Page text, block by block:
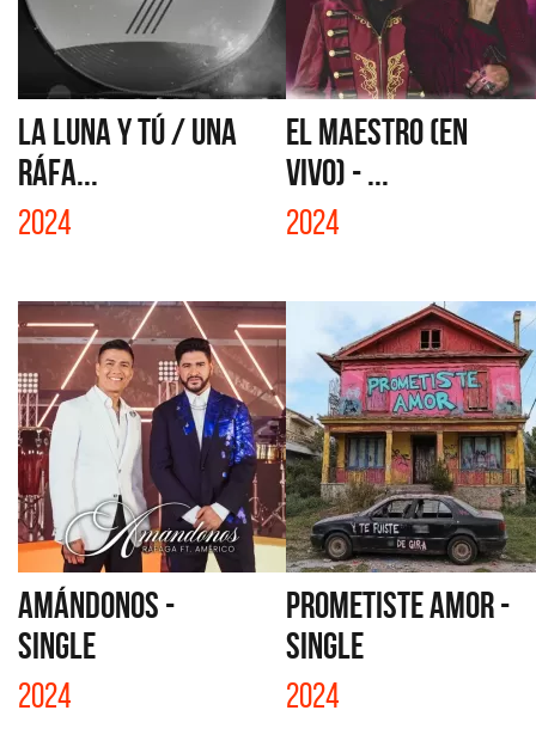
LA LUNA Y TÚ / UNA
RÁFA...
2024
EL MAESTRO (EN
VIVO) - ...
2024
AMÁNDONOS -
SINGLE
2024
PROMETISTE AMOR -
SINGLE
2024